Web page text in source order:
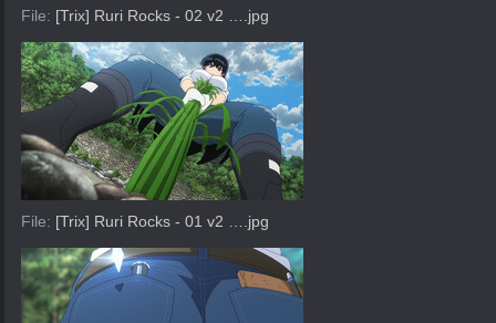
File: [Trix] Ruri Rocks - 02 v2 ….jpg
File: [Trix] Ruri Rocks - 01 v2 ….jpg